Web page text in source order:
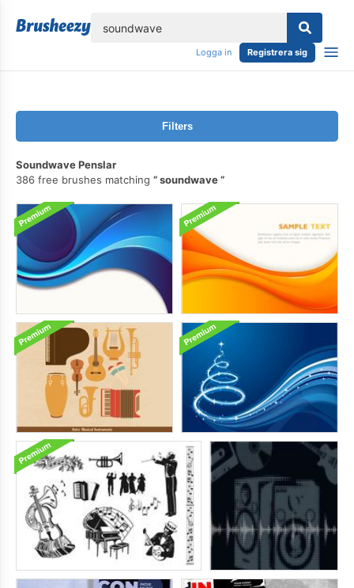
Logga in Registrera sig
Filters
Soundwave Penslar
386 free brushes matching
soundwave